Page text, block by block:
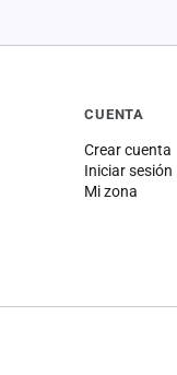
CUENTA
Crear cuenta
Iniciar sesión
Mi zona